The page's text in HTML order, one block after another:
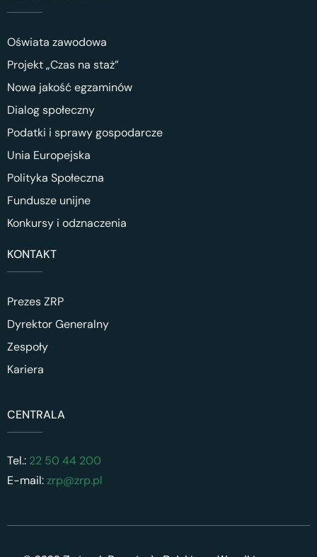
Oświata zawodowa
Projekt „Czas na staż”
Nowa jakość egzaminów
Dialog społeczny
Podatki i sprawy gospodarcze
Unia Europejska
Polityka Społeczna
Fundusze unijne
Konkursy i odznaczenia
KONTAKT
Prezes ZRP
Dyrektor Generalny
Zespoły
Kariera
CENTRALA
Tel.: 22 50 44 200
E-mail:zrp@zrp.pl